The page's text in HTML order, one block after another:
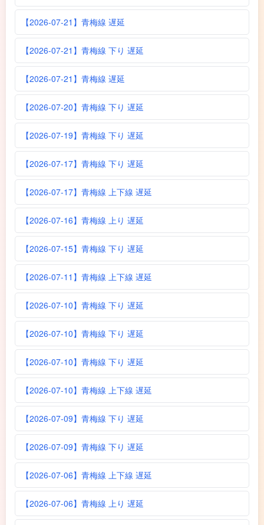
【2026-07-21】青梅線 遅延
【2026-07-21】青梅線 下り 遅延
【2026-07-21】青梅線 遅延
【2026-07-20】青梅線 下り 遅延
【2026-07-19】青梅線 下り 遅延
【2026-07-17】青梅線 下り 遅延
【2026-07-17】青梅線 上下線 遅延
【2026-07-16】青梅線 上り 遅延
【2026-07-15】青梅線 下り 遅延
【2026-07-11】青梅線 上下線 遅延
【2026-07-10】青梅線 下り 遅延
【2026-07-10】青梅線 下り 遅延
【2026-07-10】青梅線 下り 遅延
【2026-07-10】青梅線 上下線 遅延
【2026-07-09】青梅線 下り 遅延
【2026-07-09】青梅線 下り 遅延
【2026-07-06】青梅線 上下線 遅延
【2026-07-06】青梅線 上り 遅延